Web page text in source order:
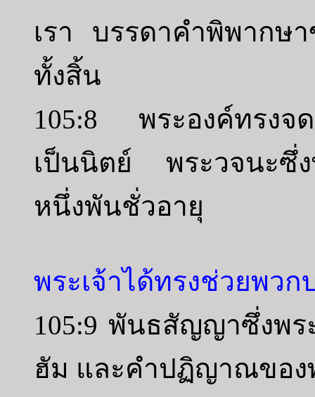
เรา บรรดาคำพิพากษ
ทั้งสิ้น
105:8 พระองค์ทรงจ
เป็นนิตย์ พระวจนะซึ่ง
หนึ่งพันชั่วอายุ
พระเจ้าได้ทรงช่วยพว
105:9 พันธสัญญาซึ่งพร
ฮัม และคำปฏิญาณของ